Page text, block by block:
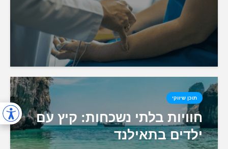
תוכן שיווקי
חוויות בלתי נשכחות: קיץ עם
ילדים בתאילנד